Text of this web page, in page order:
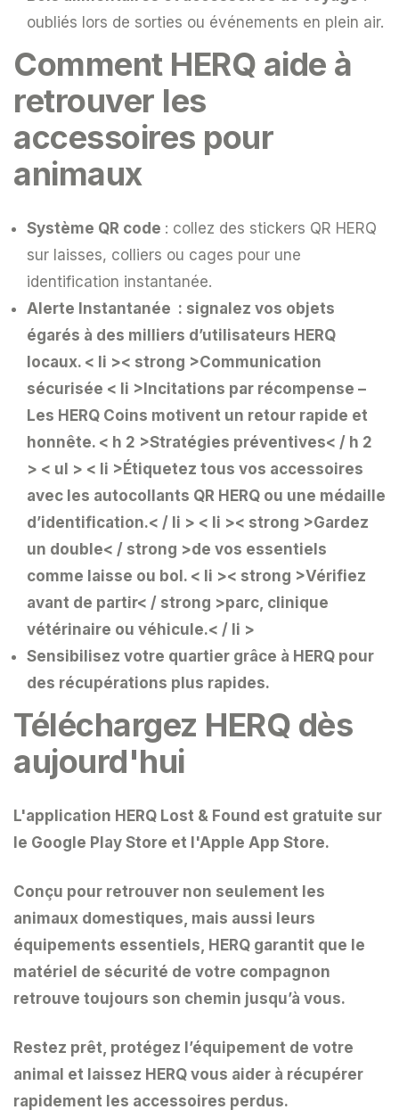
oubliés lors de sorties ou événements en plein air.
Comment HERQ aide à
retrouver les
accessoires pour
animaux
Système QR code : collez des stickers QR HERQ
sur laisses, colliers ou cages pour une
identification instantanée.
Alerte Instantanée : signalez vos objets
égarés à des milliers d’utilisateurs HERQ
locaux. < li >< strong >Communication
sécurisée < li >Incitations par récompense –
Les HERQ Coins motivent un retour rapide et
honnête. < h 2 >Stratégies préventives< / h 2
> < ul > < li >Étiquetez tous vos accessoires
avec les autocollants QR HERQ ou une médaille
d’identification.< / li > < li >< strong >Gardez
un double< / strong >de vos essentiels
comme laisse ou bol. < li >< strong >Vérifiez
avant de partir< / strong >parc, clinique
vétérinaire ou véhicule.< / li >
Sensibilisez votre quartier grâce à HERQ pour
des récupérations plus rapides.
Téléchargez HERQ dès
aujourd'hui
L'application HERQ Lost & Found est gratuite sur
le Google Play Store et l'Apple App Store.
Conçu pour retrouver non seulement les
animaux domestiques, mais aussi leurs
équipements essentiels, HERQ garantit que le
matériel de sécurité de votre compagnon
retrouve toujours son chemin jusqu’à vous.
Restez prêt, protégez l’équipement de votre
animal et laissez HERQ vous aider à récupérer
rapidement les accessoires perdus.